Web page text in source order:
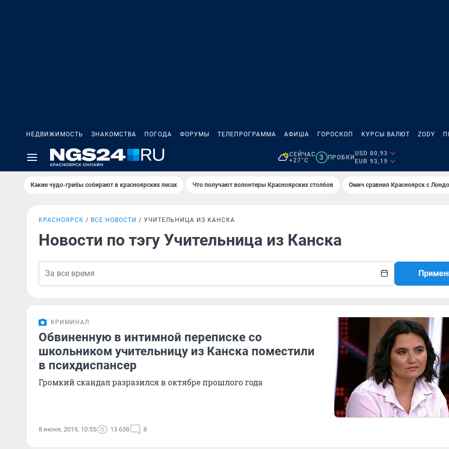
НЕДВИЖИМОСТЬ ЗНАКОМСТВА ПОГОДА ФОРУМЫ ТЕЛЕПРОГРАММА АФИША ГОРОСКОП КУРСЫ ВАЛЮТ ZODY
СЕЙЧАС
+27°C
3 ПРОБКИ
USD 80,93
EUR 93,19
Какие чудо-грибы собирают в красноярских лесах Что получают волонтеры Красноярских столбов Омич сравнил Красноярск с
КРАСНОЯРСК ВСЕ НОВОСТИ УЧИТЕЛЬНИЦА ИЗ КАНСКА
Новости по тэгу Учительница из Канска
КРИМИНАЛ
Обвиненную в интимной переписке со
школьником учительницу из Канска поместили
в психдиспансер
Громкий скандал разразился в октябре прошлого года
8 июня, 2019, 10:55 13 638 8